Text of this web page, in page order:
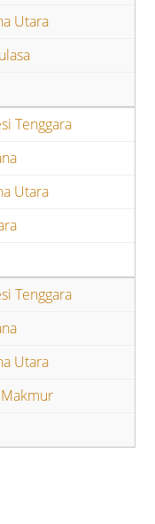
Utara
Tenggara
Utara
Tenggara
Utara